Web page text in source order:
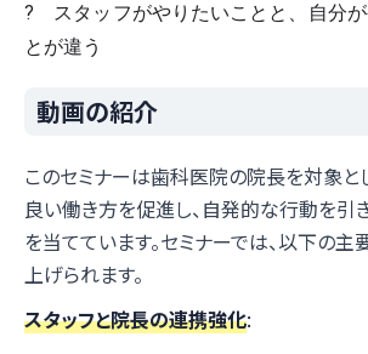
?　スタッフがやりたいことと、自分
とが違う
動画の紹介
このセミナーは歯科医院の院長を対象と
良い働き方を促進し、自発的な行動を引
を当てています。セミナーでは、以下の
上げられます。
スタッフと院長の連携強化: